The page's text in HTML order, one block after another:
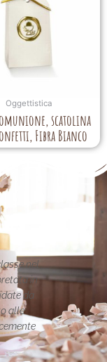
Oggettistica
scatolina
Fibra Bianco
Le creazioni sono
vostra pagina,piena
Maria Teresa
da Facebook